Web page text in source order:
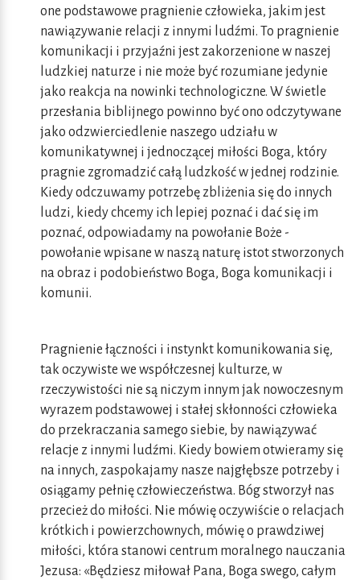
one podstawowe pragnienie człowieka, jakim jest
nawiązywanie relacji z innymi ludźmi. To pragnienie
komunikacji i przyjaźni jest zakorzenione w naszej
ludzkiej naturze i nie może być rozumiane jedynie
jako reakcja na nowinki technologiczne. W świetle
przesłania biblijnego powinno być ono odczytywane
jako odzwierciedlenie naszego udziału w
komunikatywnej i jednoczącej miłości Boga, który
pragnie zgromadzić całą ludzkość w jednej rodzinie.
Kiedy odczuwamy potrzebę zbliżenia się do innych
ludzi, kiedy chcemy ich lepiej poznać i dać się im
poznać, odpowiadamy na powołanie Boże -
powołanie wpisane w naszą naturę istot stworzonych
na obraz i podobieństwo Boga, Boga komunikacji i
komunii.
Pragnienie łączności i instynkt komunikowania się,
tak oczywiste we współczesnej kulturze, w
rzeczywistości nie są niczym innym jak nowoczesnym
wyrazem podstawowej i stałej skłonności człowieka
do przekraczania samego siebie, by nawiązywać
relacje z innymi ludźmi. Kiedy bowiem otwieramy się
na innych, zaspokajamy nasze najgłębsze potrzeby i
osiągamy pełnię człowieczeństwa. Bóg stworzył nas
przecież do miłości. Nie mówię oczywiście o relacjach
krótkich i powierzchownych, mówię o prawdziwej
miłości, która stanowi centrum moralnego nauczania
Jezusa: «Będziesz miłował Pana, Boga swego, całym